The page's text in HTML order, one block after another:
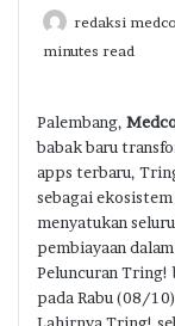
redaksi
minutes read
Palembang,
babak baru
apps terbaru,
sebagai
menyatukan
pembiayaan
Peluncuran Tring!
pada Rabu (08/